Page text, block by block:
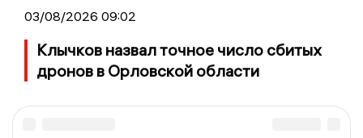
03/08/2026 09:02
Клычков назвал точное число сбитых
дронов в Орловской области